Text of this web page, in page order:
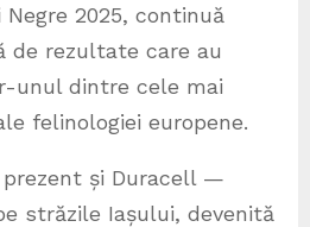
Negre 2025, continuă
de rezultate care au
unul dintre cele mai
felinologiei europene.
și Duracell —
străzile Iașului, devenită